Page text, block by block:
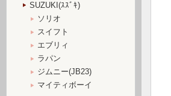
SUZUKI(ｽｽﾞｷ)
ソリオ
スイフト
エブリィ
ラパン
ジムニー(JB23)
マイティボーイ